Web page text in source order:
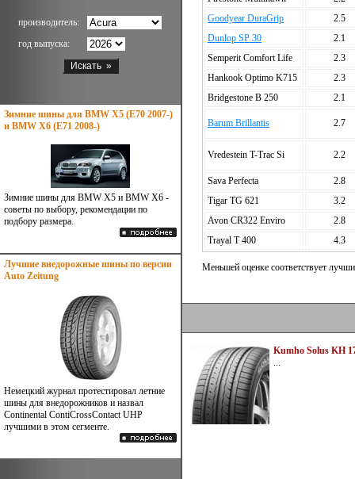
производитель:
год выпуска:
Зимние шины для BMW X5 (E70 2007-)
и BMW X6 (E71 2008-)
Зимние шины для BMW X5 и BMW X6 -
советы по выбору, рекомендации по
подбору размера.
Лучшие внедорожные шины по версии
Auto Zeitung
Немецкий журнал протестировал летние
шины для внедорожников и назвал
Continental ContiCrossContact UHP
лучшими в этом сегменте.
Goodyear DuraGrip
2.5
Dunlop SP 30
2.1
Semperit Comfort Life
2.3
Hankook Optimo K715
2.3
Bridgestone B 250
2.1
Barum Brillantis 2.7
Vredestein T-Trac Si 2.2
Sava Perfecta
2.8
Tigar TG 621
3.2
Avon CR322 Enviro
2.8
Trayal T 400
4.3
Меньшей оценке соответствует
Kumho Solus KH
...